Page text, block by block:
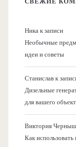
Никак записи
Необычные
идеи и советы
Станиславк
Дизельные
для вашего
Виктория
Как